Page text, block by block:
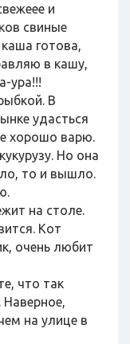
и
свиные
готова,
в кашу,
ура!!!
В
удасться
хорошо варю.
Но она
то и вышло.
на столе.
Кот
очень любит
что так
на улице в